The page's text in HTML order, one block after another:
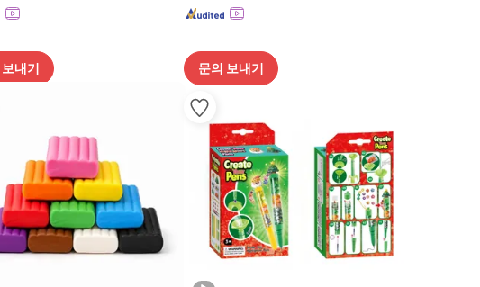
내기 문의 보내기